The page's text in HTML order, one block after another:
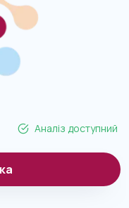
Аналіз доступний